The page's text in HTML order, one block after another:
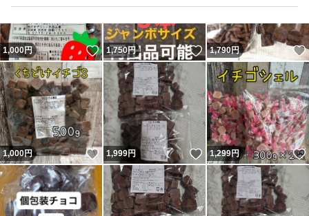
小粒ちゃんですが、袋がパンパン
になる為、プチプチ袋ではなくて、
防水袋で発送させて頂きます。
ご理解頂ける方、
ご購入宜しくお願い致します！
1,000円 いいね！
1,750円 いいね！
1,790円
1,000円 いいね！
1,999円 いいね！
1,299円